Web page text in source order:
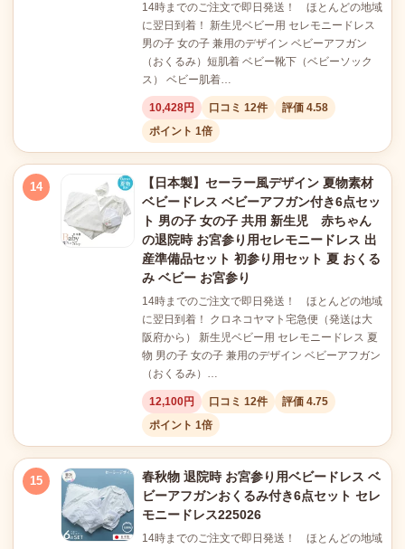
14時までのご注文で即日発送！ ほとんどの地域
に翌日到着！ 新生児ベビー用 セレモニードレス
男の子 女の子 兼用のデザイン ベビーアフガン
（おくるみ）短肌着 ベビー靴下（ベビーソック
ス） ベビー肌着…
10,428円 口コミ 12件
評価 4.58
ポイント 1倍
14
【日本製】セーラー風デザイン 夏物素材
ベビードレス ベビーアフガン付き6点セッ
ト 男の子 女の子 共用 新生児 赤ちゃん
の退院時 お宮参り用セレモニードレス 出
産準備品セット 初参り用セット 夏 おくる
み ベビー お宮参り
14時までのご注文で即日発送！ ほとんどの地域
に翌日到着！ クロネコヤマト宅急便（発送は大
阪府から） 新生児ベビー用 セレモニードレス 夏
物 男の子 女の子 兼用のデザイン ベビーアフガン
（おくるみ）…
12,100円 口コミ 12件
評価 4.75
ポイント 1倍
15
春秋物 退院時 お宮参り用ベビードレス ベ
ビーアフガンおくるみ付き6点セット セレ
モニードレス225026
14時までのご注文で即日発送！ ほとんどの地域